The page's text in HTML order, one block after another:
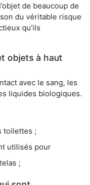
de beaucoup de
du véritable risque
qu’ils
objets à haut
avec le sang, les
liquides biologiques.
toilettes ;
utilisés pour
;